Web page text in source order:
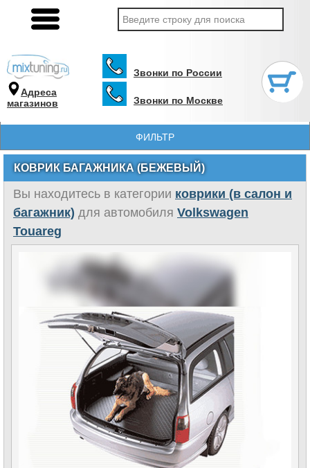
Адреса
магазинов
Звонки по России
Звонки по Москве
ФИЛЬТР
КОВРИК БАГАЖНИКА (БЕЖЕВЫЙ)
Вы находитесь в категории коврики (в салон и
багажник) для автомобиля Volkswagen
Touareg